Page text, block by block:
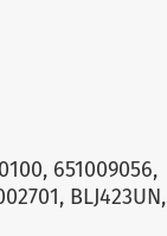
651009056,
BLJ423UN,